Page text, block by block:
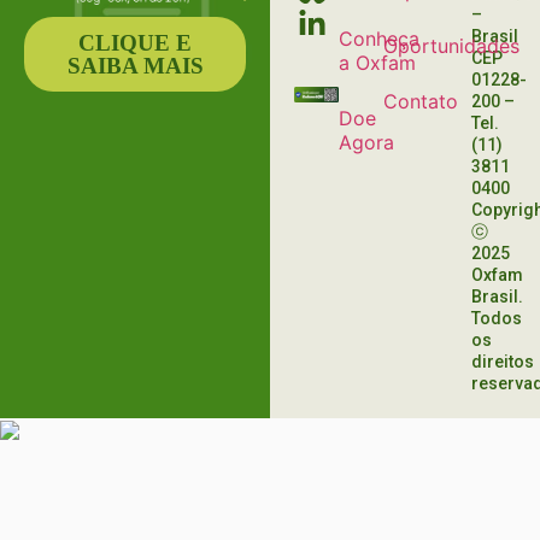
Conheça
a Oxfam
Doe
Agora
Oportunidades
Contato
–
Brasil
CEP
01228-
200 –
Tel.
(11)
3811
0400
ⓒ
2025
Oxfam
Brasil.
Todos
os
direitos
CLIQUE E
SAIBA MAIS